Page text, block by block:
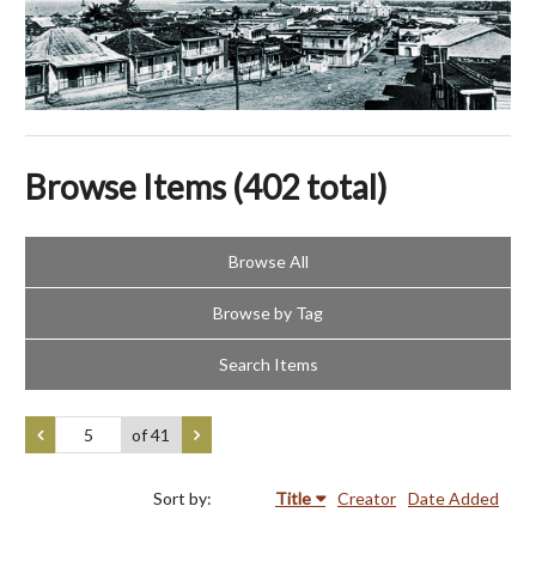
Browse Items (402 total)
Browse All
Browse by Tag
Search Items
of 41
Sort by: Title Creator Date Added